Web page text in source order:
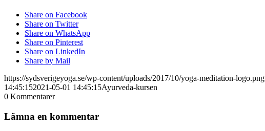
Share on Facebook
Share on Twitter
Share on WhatsApp
Share on Pinterest
Share on LinkedIn
Share by Mail
https://sydsverigeyoga.se/wp-content/uploads/2017/10/yoga-meditation-logo.png
14:45:152021-05-01 14:45:15Ayurveda-kursen
0 Kommentarer
Lämna en kommentar